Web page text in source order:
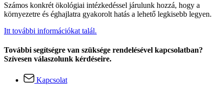
Számos konkrét ökológiai intézkedéssel járulunk hozzá, hogy a
környezetre és éghajlatra gyakorolt hatás a lehető legkisebb legyen.
Itt további információkat talál.
További segítségre van szüksége rendelésével kapcsolatban?
Szívesen válaszolunk kérdéseire.
Kapcsolat